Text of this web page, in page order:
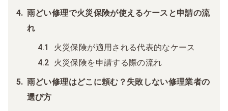
雨どい修理で火災保険が使えるケースと申請の流
れ
火災保険が適用される代表的なケース
火災保険を申請する際の流れ
雨どい修理はどこに頼む？失敗しない修理業者の
選び方